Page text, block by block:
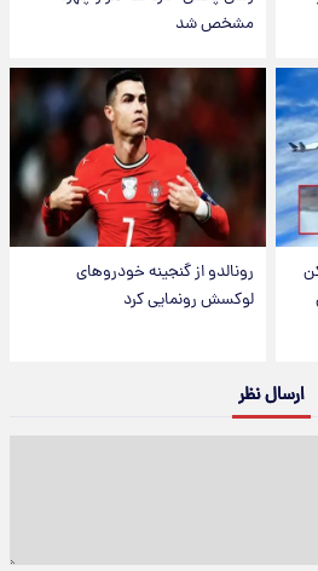
مشخص شد
رونالدو از گنجینه خودروهای
لوکسش رونمایی کرد
ارسال نظر